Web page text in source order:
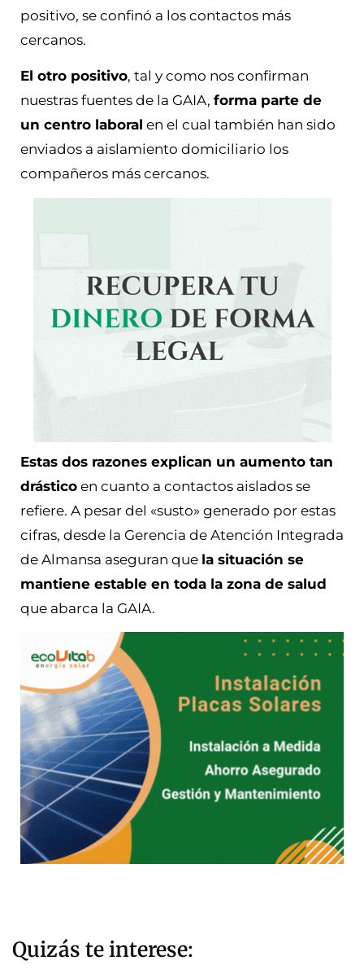
positivo, se confinó a los contactos más
cercanos.
El otro positivo, tal y como nos confirman
nuestras fuentes de la GAIA, forma parte de
un centro laboral en el cual también han sido
enviados a aislamiento domiciliario los
compañeros más cercanos.
Estas dos razones explican un aumento tan
drástico en cuanto a contactos aislados se
refiere. A pesar del «susto» generado por estas
cifras, desde la Gerencia de Atención Integrada
de Almansa aseguran que la situación se
mantiene estable en toda la zona de salud
que abarca la GAIA.
Quizás te interese: